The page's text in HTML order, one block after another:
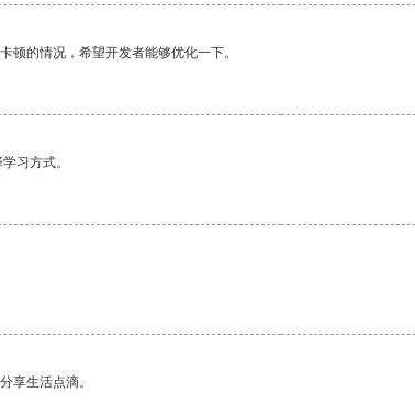
顿的情况，希望开发者能够优化一下。
习方式。
享生活点滴。